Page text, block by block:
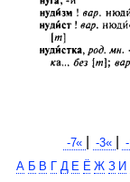
-7« | -3« |
А Б В Г Д Е Ё Ж З И